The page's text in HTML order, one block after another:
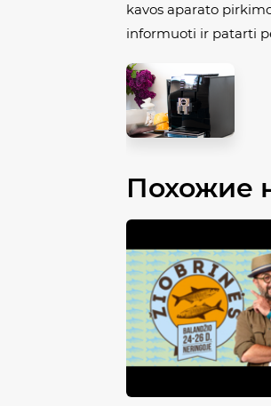
kavos aparato
informuoti ir patarti
Похожие